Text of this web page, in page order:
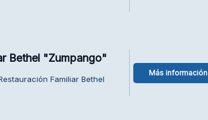
Bethel "Zumpango"
Familiar Bethel
Más información